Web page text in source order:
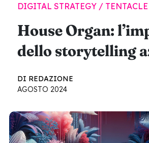
DIGITAL STRATEGY /
House Organ:
dello storytelling
DI REDAZIONE
AGOSTO 2024